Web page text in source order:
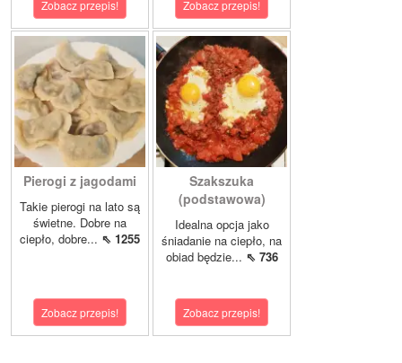
Zobacz przepis! Zobacz przepis!
Pierogi z jagodami
Takie pierogi na lato są
świetne. Dobre na
ciepło, dobre... ⇖ 1255
Zobacz przepis!
Szakszuka
(podstawowa)
Idealna opcja jako
śniadanie na ciepło, na
obiad będzie... ⇖ 736
Zobacz przepis!